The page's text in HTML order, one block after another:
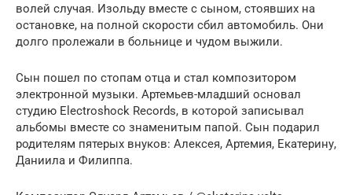
волей случая. Изольду вместе с сыном, стоявших на
остановке, на полной скорости сбил автомобиль. Они
долго пролежали в больнице и чудом выжили.
Сын пошел по стопам отца и стал композитором
электронной музыки. Артемьев-младший основал
студию Electroshock Records, в которой записывал
альбомы вместе со знаменитым папой. Сын подарил
родителям пятерых внуков: Алексея, Артемия, Екатерину,
Даниила и Филиппа.